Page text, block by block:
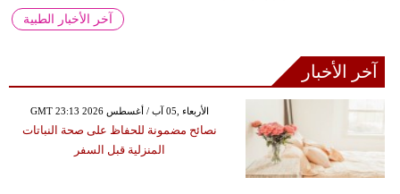
آخر الأخبار الطبية
آخر الأخبار
GMT 23:13 2026 الأربعاء ,05 آب / أغسطس
نصائح مضمونة للحفاظ على صحة النباتات
المنزلية قبل السفر